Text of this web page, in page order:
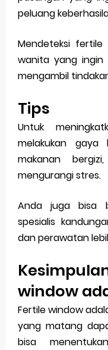
peluang
Mendeteksi
wanita yang ingin
mengambil
Tips
Untuk
melakukan
makanan
mengurangi stres.
Anda juga bisa
spesialis
dan perawatan
window
Fertile window
yang matang
bisa